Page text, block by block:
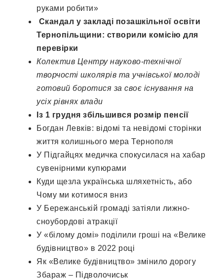
руками робити»
Скандал у закладі позашкільної освіти
Тернопільщини: створили комісію для
перевірки
Колектив Центрунауково-технічної
творчості школярів та учнівської молоді
готовий боротися за своє існування на
усіх рівнях влади
Із 1 грудня збільшився розмір пенсії
Богдан Левків: відомі та невідомі сторінки
життя колишнього мера Тернополя
У Підгайцях медичка спокусилася на хабар
сувенірними купюрами
Куди щезла українська шляхетність, або
Чому ми котимося вниз
У Бережанській громаді затіяли лижно-
сноубордові атракції
У «білому домі» поділили гроші на «Велике
будівництво» в 2022 році
Як «Велике будівництво» змінило дорогу
Збараж – Підволочиськ